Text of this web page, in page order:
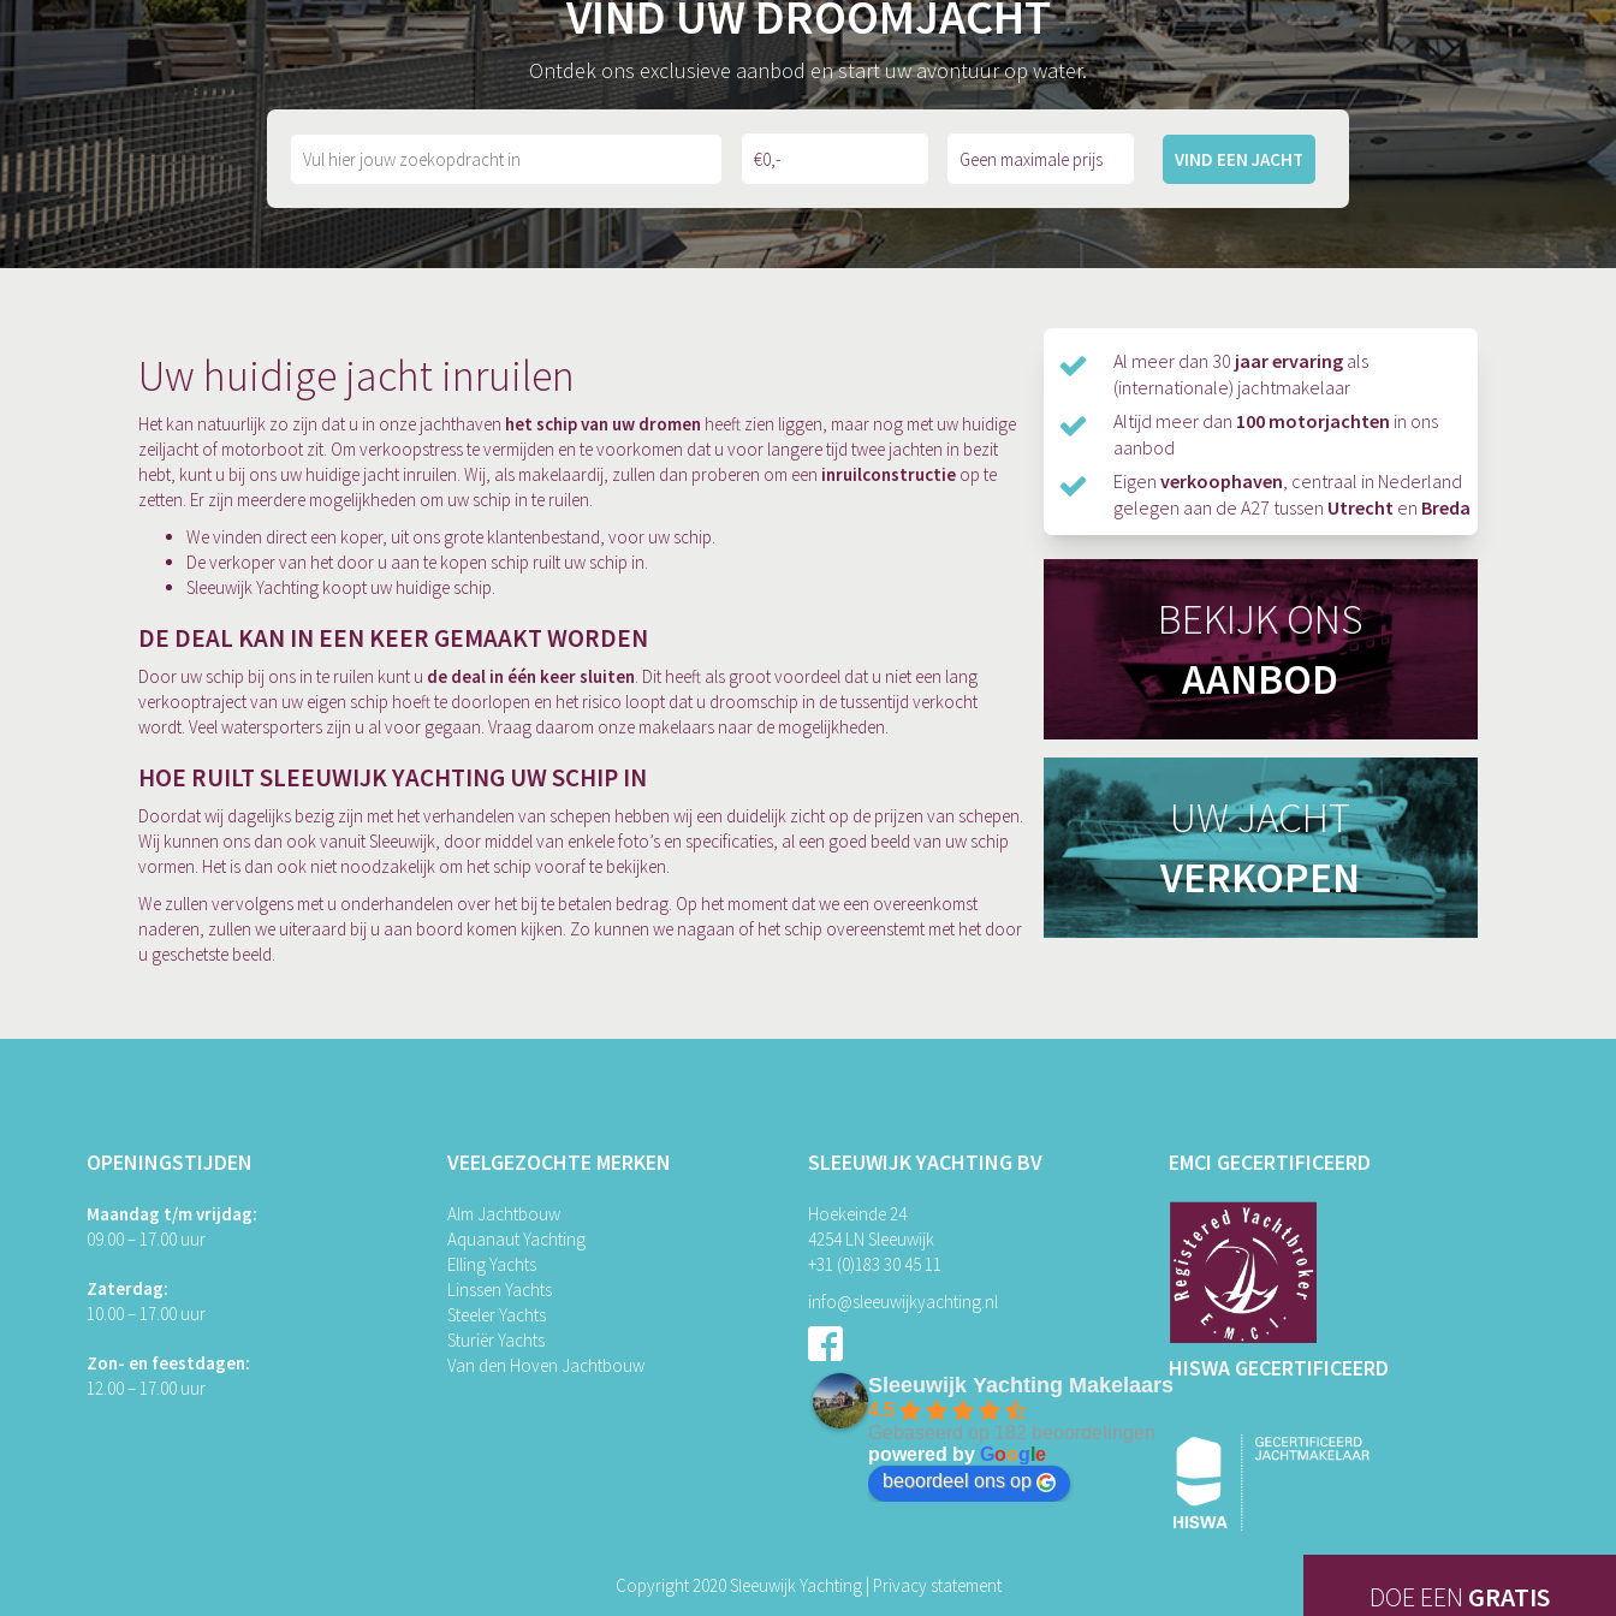
DOE EEN GRATIS
VIND UW DROOMJACHT
Ontdek ons exclusieve aanbod en start uw avontuur op water.
VIND EEN JACHT
Uw huidige jacht inruilen
Het kan natuurlijk zo zijn dat u in onze jachthaven het schip van uw dromen heeft zien liggen, maar nog met uw huidige
zeiljacht of motorboot zit. Om verkoopstress te vermijden en te voorkomen dat u voor langere tijd twee jachten in bezit
hebt, kunt u bij ons uw huidige jacht inruilen. Wij, als makelaardij, zullen dan proberen om een inruilconstructie op te
zetten. Er zijn meerdere mogelijkheden om uw schip in te ruilen.
We vinden direct een koper, uit ons grote klantenbestand, voor uw schip.
De verkoper van het door u aan te kopen schip ruilt uw schip in.
Sleeuwijk Yachting koopt uw huidige schip.
DE DEAL KAN IN EEN KEER GEMAAKT WORDEN
Door uw schip bij ons in te ruilen kunt u de deal in één keer sluiten. Dit heeft als groot voordeel dat u niet een lang
verkooptraject van uw eigen schip hoeft te doorlopen en het risico loopt dat u droomschip in de tussentijd verkocht
wordt. Veel watersporters zijn u al voor gegaan. Vraag daarom onze makelaars naar de mogelijkheden.
HOE RUILT SLEEUWIJK YACHTING UW SCHIP IN
Doordat wij dagelijks bezig zijn met het verhandelen van schepen hebben wij een duidelijk zicht op de prijzen van schepen.
Wij kunnen ons dan ook vanuit Sleeuwijk, door middel van enkele foto’s en specificaties, al een goed beeld van uw schip
vormen. Het is dan ook niet noodzakelijk om het schip vooraf te bekijken.
We zullen vervolgens met u onderhandelen over het bij te betalen bedrag. Op het moment dat we een overeenkomst
naderen, zullen we uiteraard bij u aan boord komen kijken. Zo kunnen we nagaan of het schip overeenstemt met het door
u geschetste beeld.
Al meer dan 30 jaar ervaringals
(internationale) jachtmakelaar
Altijd meer dan 100 motorjachten in ons
aanbod
Eigen verkoophaven, centraal in Nederland
gelegen aan de A27 tussen Utrechten Breda
BEKIJK ONS
AANBOD
UW JACHT
VERKOPEN
OPENINGSTIJDEN
Maandag t/m vrijdag:
09.00 – 17.00 uur
Zaterdag:
10.00 – 17.00 uur
Zon- en feestdagen:
12.00 – 17.00 uur
VEELGEZOCHTE MERKEN
Alm Jachtbouw
Aquanaut Yachting
Elling Yachts
Linssen Yachts
Steeler Yachts
Sturiër Yachts
Van den Hoven Jachtbouw
SLEEUWIJK YACHTING BV
Hoekeinde 24
4254 LN Sleeuwijk
+31 (0)183 30 45 11
info@sleeuwijkyachting.nl
Sleeuwijk Yachting Makelaars
4.5
Gebaseerd op 182 beoordelingen
powered by Goog e
beoordeel ons op
EMCI GECERTIFICEERD
HISWA GECERTIFICEERD
Copyright 2020 Sleeuwijk Yachting | Privacy statement